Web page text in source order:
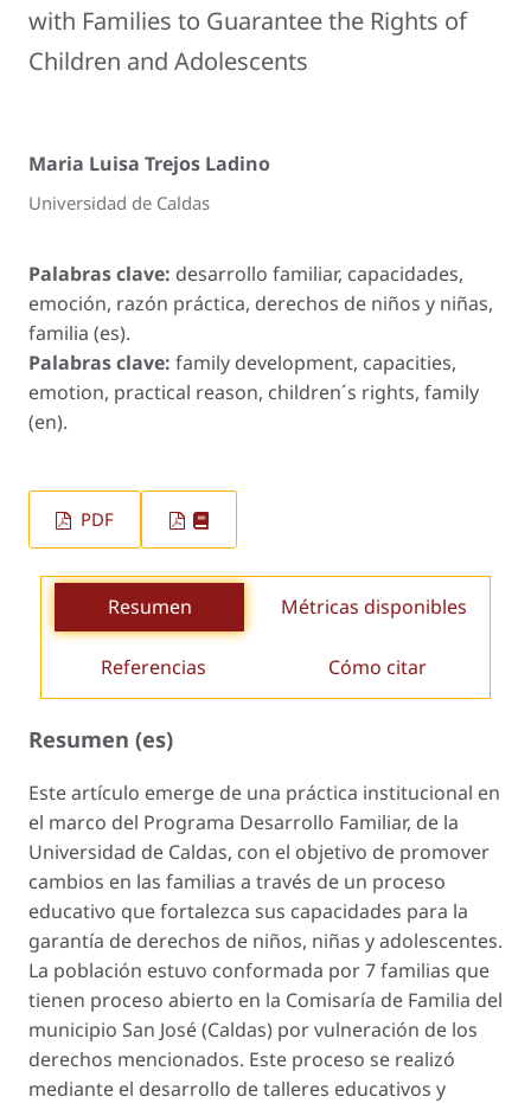
with Families to Guarantee the Rights of
Children and Adolescents
Maria Luisa Trejos Ladino
Universidad de Caldas
Palabras clave: desarrollo familiar, capacidades,
emoción, razón práctica, derechos de niños y niñas,
familia (es).
Palabras clave: family development, capacities,
emotion, practical reason, children´s rights, family
(en).
PDF
Resumen Métricas disponibles
Referencias Cómo citar
Resumen (es)
Este artículo emerge de una práctica institucional en
el marco del Programa Desarrollo Familiar, de la
Universidad de Caldas, con el objetivo de promover
cambios en las familias a través de un proceso
educativo que fortalezca sus capacidades para la
garantía de derechos de niños, niñas y adolescentes.
La población estuvo conformada por 7 familias que
tienen proceso abierto en la Comisaría de Familia del
municipio San José (Caldas) por vulneración de los
derechos mencionados. Este proceso se realizó
mediante el desarrollo de talleres educativos y